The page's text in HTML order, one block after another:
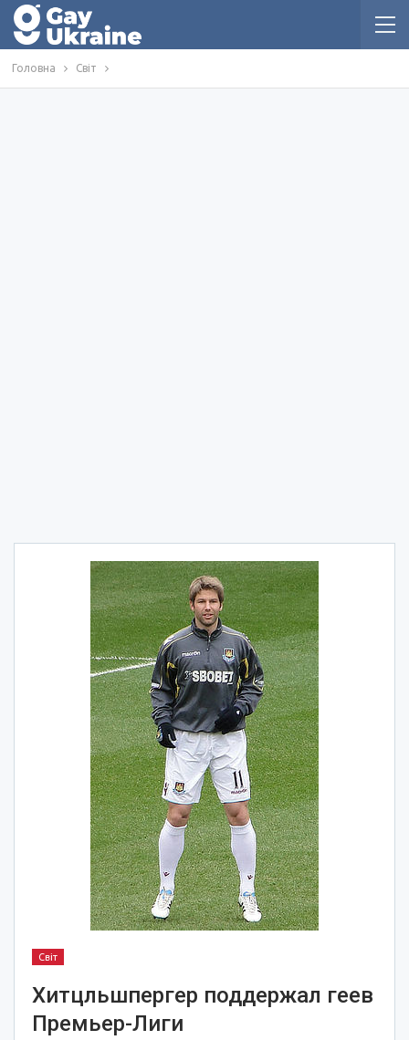
Головна Світ
Світ
Хитцльшпергер поддержал геев
Премьер-Лиги